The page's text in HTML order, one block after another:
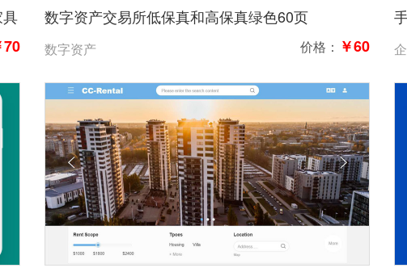
70
数字资产交易所低保真和高保真绿色60页
数字资产 价格： ￥60